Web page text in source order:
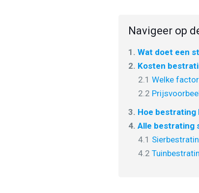
Navigeer op
1. Wat doet een
2. Kosten
2.1 Welke
2.2
3. Hoe bestrating
4. Alle bestrating
4.1
4.2